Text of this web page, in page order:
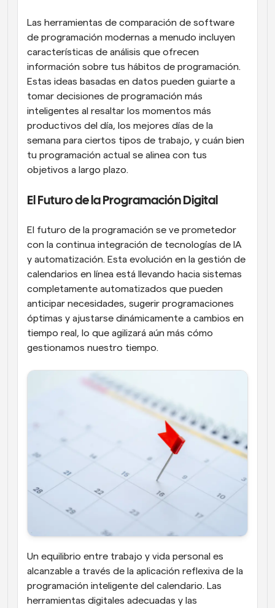
Las herramientas de comparación de software
de programación modernas a menudo incluyen
características de análisis que ofrecen
información sobre tus hábitos de programación.
Estas ideas basadas en datos pueden guiarte a
tomar decisiones de programación más
inteligentes al resaltar los momentos más
productivos del día, los mejores días de la
semana para ciertos tipos de trabajo, y cuán bien
tu programación actual se alinea con tus
objetivos a largo plazo.
El Futuro de la Programación Digital
El futuro de la programación se ve prometedor
con la continua integración de tecnologías de IA
y automatización. Esta evolución en la gestión de
calendarios en línea está llevando hacia sistemas
completamente automatizados que pueden
anticipar necesidades, sugerir programaciones
óptimas y ajustarse dinámicamente a cambios en
tiempo real, lo que agilizará aún más cómo
gestionamos nuestro tiempo.
Un equilibrio entre trabajo y vida personal es
alcanzable a través de la aplicación reflexiva de la
programación inteligente del calendario. Las
herramientas digitales adecuadas y las